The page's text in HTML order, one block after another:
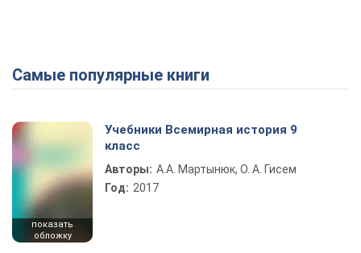
Самые популярные книги
показать
обложку
Учебники Всемирная история 9
класс
Авторы: А.А. Мартынюк, О. А. Гисем
Год: 2017